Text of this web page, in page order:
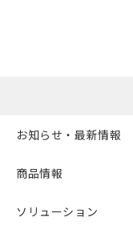
お知らせ・最新情報
商品情報
ソリューション